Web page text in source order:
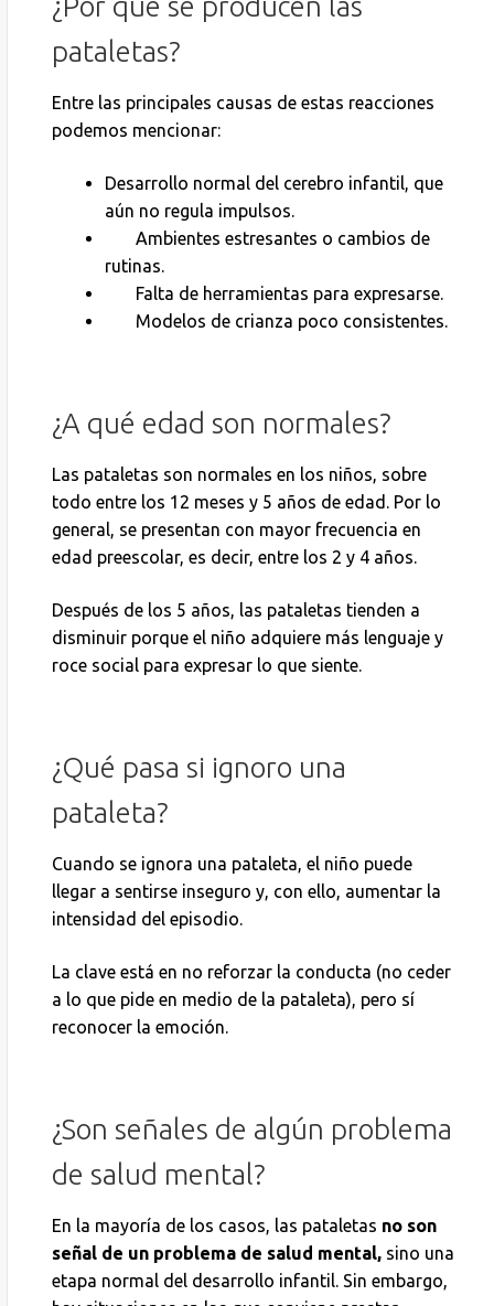
pataletas?
Entre las principales causas de estas reacciones
podemos mencionar:
Desarrollo normal del cerebro infantil, que
aún no regula impulsos.
Ambientes estresantes o cambios de
rutinas.
Falta de herramientas para expresarse.
Modelos de crianza poco consistentes.
¿A qué edad son normales?
Las pataletas son normales en los niños, sobre
todo entre los 12 meses y 5 años de edad. Por lo
general, se presentan con mayor frecuencia en
edad preescolar, es decir, entre los 2 y 4 años.
Después de los 5 años, las pataletas tienden a
disminuir porque el niño adquiere más lenguaje y
roce social para expresar lo que siente.
¿Qué pasa si ignoro una
pataleta?
Cuando se ignora una pataleta, el niño puede
llegar a sentirse inseguro y, con ello, aumentar la
intensidad del episodio.
La clave está en no reforzar la conducta (no ceder
a lo que pide en medio de la pataleta), pero sí
reconocer la emoción.
¿Son señales de algún problema
de salud mental?
En la mayoría de los casos, las pataletas no son
señal de un problema de salud mental, sino una
etapa normal del desarrollo infantil. Sin embargo,